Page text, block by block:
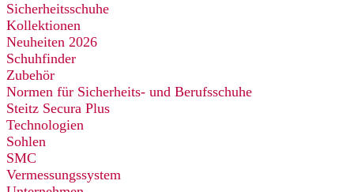
Sicherheitsschuhe
Kollektionen
Neuheiten 2026
Schuhfinder
Zubehör
Normen für Sicherheits- und Berufsschuhe
Steitz Secura Plus
Technologien
Sohlen
SMC
Vermessungssystem